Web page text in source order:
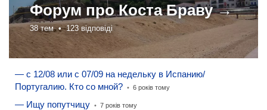
Форум проКоста Браву →
38 тем •123 відповіді
— с 12/08 или с 07/09 на недельку в Испанию/
Португалию. Кто со мной? • 6 років тому
— Ищу попутчицу • 7 років тому